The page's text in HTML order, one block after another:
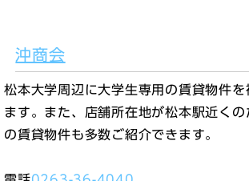
沖商会
松本大学周辺に大学生専用の賃貸物件を
ます。また、店舗所在地が松本駅近く
の賃貸物件も多数ご紹介できます。